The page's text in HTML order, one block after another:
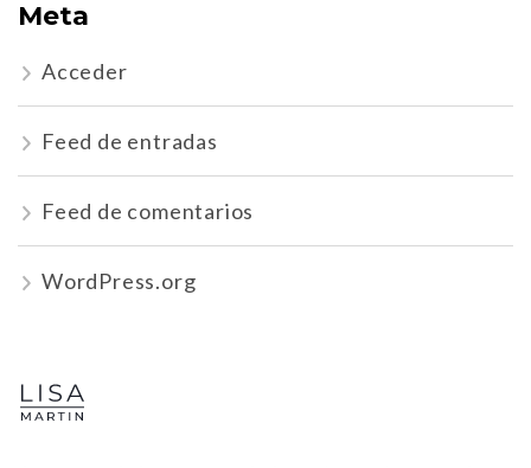
Meta
Acceder
Feed de entradas
Feed de comentarios
WordPress.org